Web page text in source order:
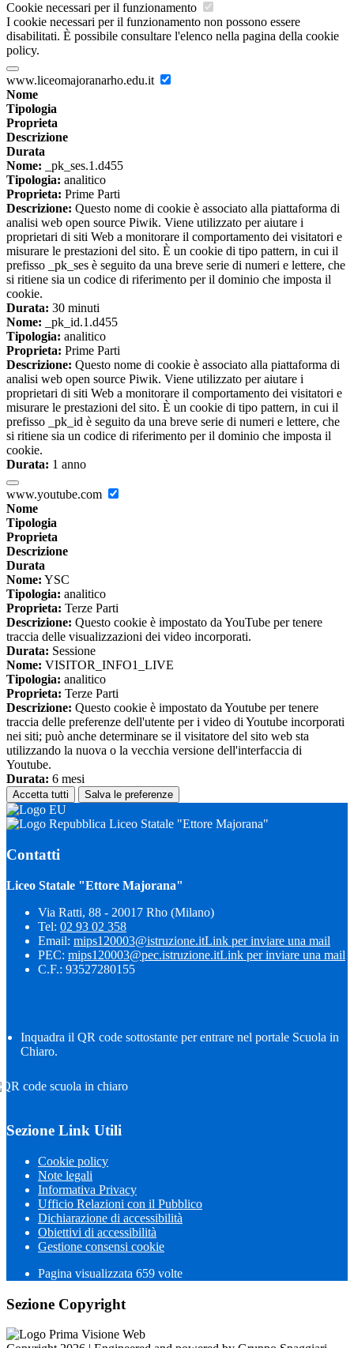
Cookie necessari per il funzionamento
I cookie necessari per il funzionamento non possono essere
disabilitati. È possibile consultare l'elenco nella pagina della cookie
policy.
www.liceomajoranarho.edu.it
Nome
Tipologia
Proprieta
Descrizione
Durata
Nome: _pk_ses.1.d455
Tipologia: analitico
Proprieta: Prime Parti
Descrizione: Questo nome di cookie è associato alla piattaforma di
analisi web open source Piwik. Viene utilizzato per aiutare i
proprietari di siti Web a monitorare il comportamento dei visitatori e
misurare le prestazioni del sito. È un cookie di tipo pattern, in cui il
prefisso _pk_ses è seguito da una breve serie di numeri e lettere, che
si ritiene sia un codice di riferimento per il dominio che imposta il
cookie.
Durata: 30 minuti
Nome: _pk_id.1.d455
Tipologia: analitico
Proprieta: Prime Parti
Descrizione: Questo nome di cookie è associato alla piattaforma di
analisi web open source Piwik. Viene utilizzato per aiutare i
proprietari di siti Web a monitorare il comportamento dei visitatori e
misurare le prestazioni del sito. È un cookie di tipo pattern, in cui il
prefisso _pk_id è seguito da una breve serie di numeri e lettere, che
si ritiene sia un codice di riferimento per il dominio che imposta il
cookie.
Durata: 1 anno
www.youtube.com
Nome
Tipologia
Proprieta
Descrizione
Durata
Nome: YSC
Tipologia: analitico
Proprieta: Terze Parti
Descrizione: Questo cookie è impostato da YouTube per tenere
traccia delle visualizzazioni dei video incorporati.
Durata: Sessione
Nome: VISITOR_INFO1_LIVE
Tipologia: analitico
Proprieta: Terze Parti
Descrizione: Questo cookie è impostato da Youtube per tenere
traccia delle preferenze dell'utente per i video di Youtube incorporati
nei siti; può anche determinare se il visitatore del sito web sta
utilizzando la nuova o la vecchia versione dell'interfaccia di
Youtube.
Durata: 6 mesi
Accetta tutti Salva le preferenze
Liceo Statale "Ettore Majorana"
Contatti
Liceo Statale "Ettore Majorana"
Via Ratti, 88 - 20017 Rho (Milano)
Tel: 02 93 02 358
Email: mips120003@istruzione.itLink per inviare una mail
PEC: mips120003@pec.istruzione.itLink per inviare una mail
C.F.: 93527280155
Inquadra il QR code sottostante per entrare nel portale Scuola in
Chiaro.
Sezione Link Utili
Cookie policy
Note legali
Informativa Privacy
Ufficio Relazioni con il Pubblico
Dichiarazione di accessibilità
Obiettivi di accessibilità
Gestione consensi cookie
Pagina visualizzata 659 volte
Sezione Copyright